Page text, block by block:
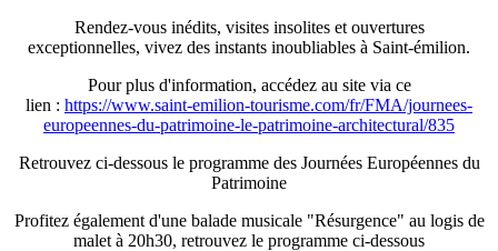
Rendez-vous inédits, visites insolites et ouvertures
exceptionnelles, vivez des instants inoubliables à Saint-émilion.
Pour plus d'information, accédez au site via ce
lien : https://www.saint-emilion-tourisme.com/fr/FMA/journees-
europeennes-du-patrimoine-le-patrimoine-architectural/835
Retrouvez ci-dessous le programme des Journées Européennes du
Patrimoine
Profitez également d'une balade musicale "Résurgence" au logis de
malet à 20h30, retrouvez le programme ci-dessous